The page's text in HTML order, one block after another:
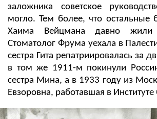
заложника советское
могло. Тем более, что остальные
Хаима Вейцмана давно жили
Стоматолог Фрума уехала в
сестра Гита репатриировалась за
в том же 1911-м покинули
сестра Мина, а в 1933 году из
Евзоровна, работавшая в